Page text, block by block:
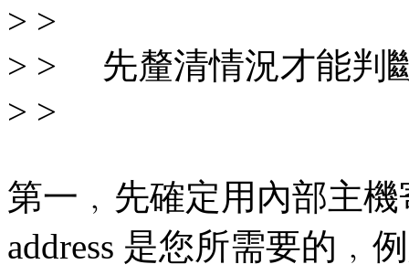
> >
> > 先釐清情況才能判
> >
第一﹐先確定用內部主
address 是您所需要的﹐